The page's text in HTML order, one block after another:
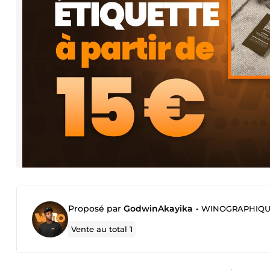
Proposé par GodwinAkayika •
Vente au total1